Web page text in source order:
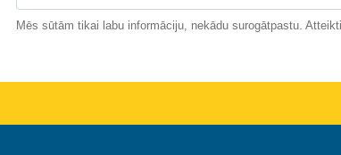
Mēs sūtām tikai labu informāciju, nekādu surogātpastu.